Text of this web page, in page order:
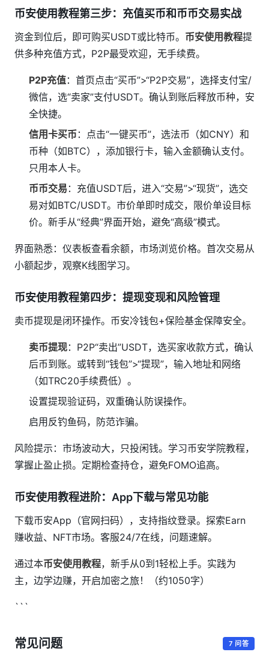
币安使用教程第三步：充值买币和币币交易实战
资金到位后，即可购买USDT或比特币。 币安使用教程提
供多种充值方式，P2P最受欢迎，无手续费。
P2P充值：首页点击“买币”>“P2P交易”，选择支付宝/
微信，选“卖家”支付USDT。确认到账后释放币种，安
全快捷。
信用卡买币：点击“一键买币”，选法币（如CNY）和
币种（如BTC），添加银行卡，输入金额确认支付。
只用本人卡。
币币交易 ：充值USDT后，进入“交易”>“现货”，选交
易对如BTC/USDT。市价单即时成交，限价单设目标
价。新手从“经典”界面开始，避免“高级”模式。
界面熟悉：仪表板查看余额，市场浏览价格。首次交易从
小额起步，观察K线图学习。
币安使用教程第四步：提现变现和风险管理
卖币提现是闭环操作。币安冷钱包+保险基金保障安全。
卖币提现：P2P“卖出”USDT，选买家收款方式，确认
后币到账。或转到“钱包”>“提现”，输入地址和网络
（如TRC20手续费低）。
设置提现验证码，双重确认防误操作。
启用反钓鱼码，防范诈骗。
风险提示：市场波动大，只投闲钱。学习币安学院教程，
掌握止盈止损。定期检查持仓，避免FOMO追高。
币安使用教程进阶：App下载与常见功能
下载币安App（官网扫码），支持指纹登录。探索Earn
赚收益、NFT市场。客服24/7在线，问题速解。
通过本币安使用教程，新手从0到1轻松上手。实践为
主，边学边赚，开启加密之旅！（约1050字）
```
常见问题 7 问答